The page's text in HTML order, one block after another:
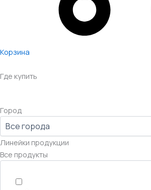
Корзина
Где купить
Город
Линейки продукции
Все продукты